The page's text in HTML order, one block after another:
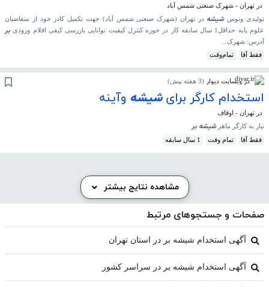
در تهران - شهرک صنعتی شمس آباد
تولیدی ونوسشیشه در تهران (شهرک صنعتی شمس آباد) جهت تکمیل کادر خود از متقاضیان
علوم پایه حداقل1 سال سابقه کار در حوزه کنترل کیفیت توانایی بازرسی کیفی اقلام ورودی
بر
آدرس: شهرک...
فقط آقا
تمام‌وقت
در وبسایت دیوار (3 هفته پیش )
استخدام کارگر برایشیشه وآینه
در تهران - اوقاف
نیاز به کارگر ماهرشیشه بر
فقط آقا تمام وقت 1 سال سابقه
مشاهده نتایج بیشتر
صفحات و جستجوهای مرتبط
آگهی استخدام شیشه بر در استان تهران
آگهی استخدام شیشه بر در سراسر کشور